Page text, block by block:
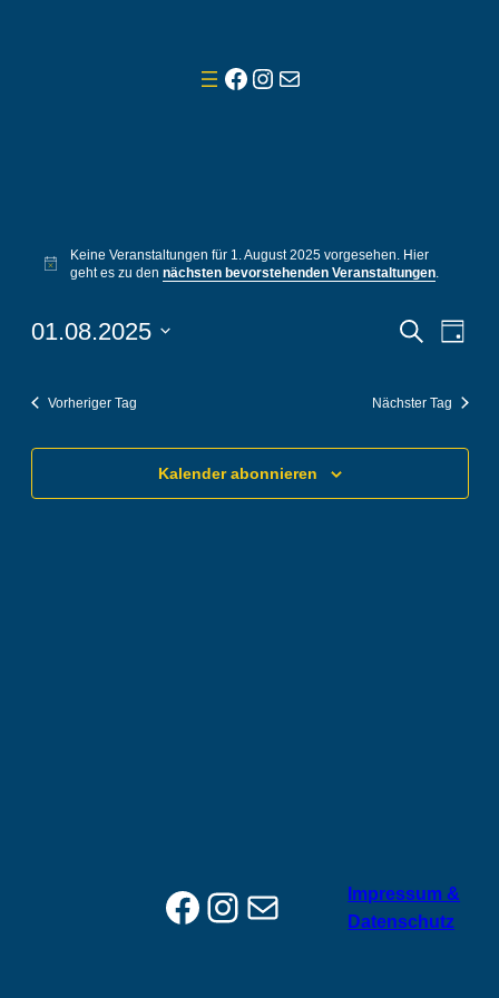
Facebook
Instagram
E-Mail
Veranstaltungen
für
1.
2025
Hinweis
Keine Veranstaltungen für 1. August 2025 vorgesehen. Hier
geht es zu dennächsten bevorstehenden Veranstaltungen
und
Suche
Tag
01.08.2025
Vorheriger Tag Nächster Tag
Kalender abonnieren
Facebook
Instagram
E-Mail
Impressum &
Datenschutz